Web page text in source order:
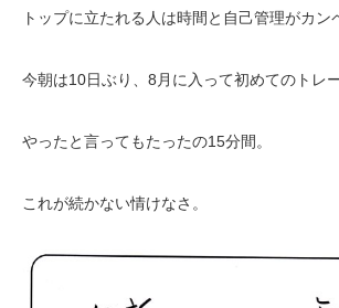
トップに立たれる人は時間と自己管理がカン
今朝は10日ぶり、8月に入って初めてのトレ
やったと言ってもたったの15分間。
これが続かない情けなさ。